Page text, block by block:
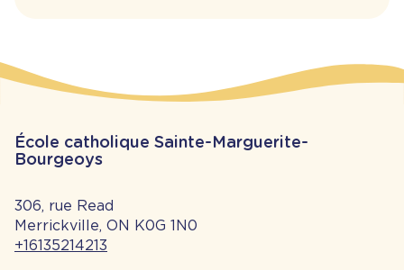
École catholique Sainte-Marguerite-
Bourgeoys
306, rue Read
Merrickville, ON K0G 1N0
+16135214213